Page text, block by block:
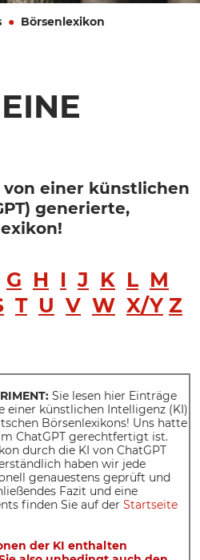
Börsenlexikon
einer künstlichen
generierte,
G H I J K L M
T U V W X/Y Z
Sie lesen hier Einträge
einer künstlichen Intelligenz (KI)
Börsenlexikons! Uns hatte
ChatGPT gerechtfertigt ist.
durch die KI von ChatGPT
haben wir jede
genauestens geprüft und
Fazit und eine
finden Sie auf der Startseite
der KI enthalten